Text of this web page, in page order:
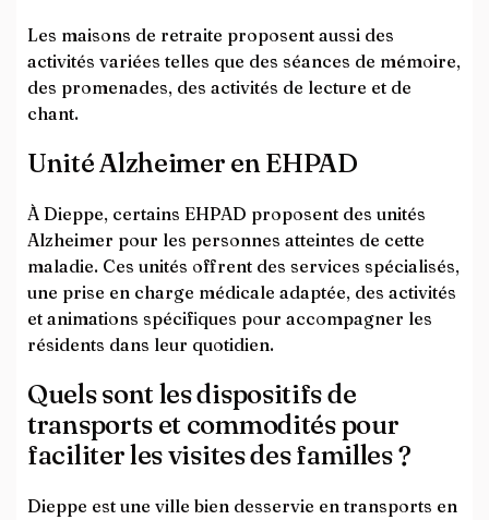
Les maisons de retraite proposent aussi des
activités variées telles que des séances de mémoire,
des promenades, des activités de lecture et de
chant.
Unité Alzheimer en EHPAD
À Dieppe, certains EHPAD proposent des unités
Alzheimer pour les personnes atteintes de cette
maladie. Ces unités offrent des services spécialisés,
une prise en charge médicale adaptée, des activités
et animations spécifiques pour accompagner les
résidents dans leur quotidien.
Quels sont les dispositifs de
transports et commodités pour
faciliter les visites des familles ?
Dieppe est une ville bien desservie en transports en